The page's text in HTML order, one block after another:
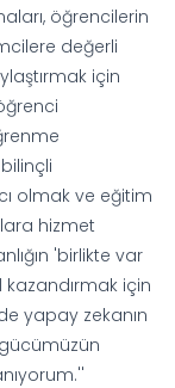
öğrencilerin
değerli
için
olmak ve eğitim
hizmet
'birlikte var
için
yapay zekanın
gücümüzün